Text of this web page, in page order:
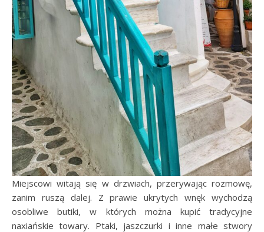
Miejscowi witają się w drzwiach, przerywając rozmowę,
zanim ruszą dalej. Z prawie ukrytych wnęk wychodzą
osobliwe butiki, w których można kupić tradycyjne
naxiańskie towary. Ptaki, jaszczurki i inne małe stwory